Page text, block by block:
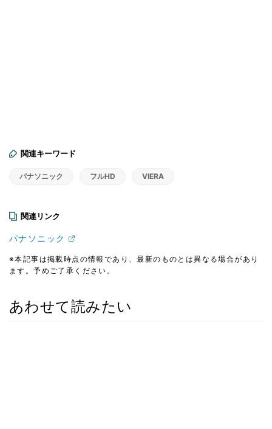
関連キーワード
パナソニック フルHD VIERA
関連リンク
パナソニック
※本記事は掲載時点の情報であり、最新のものとは異なる場合があり
ます。予めご了承ください。
あわせて読みたい